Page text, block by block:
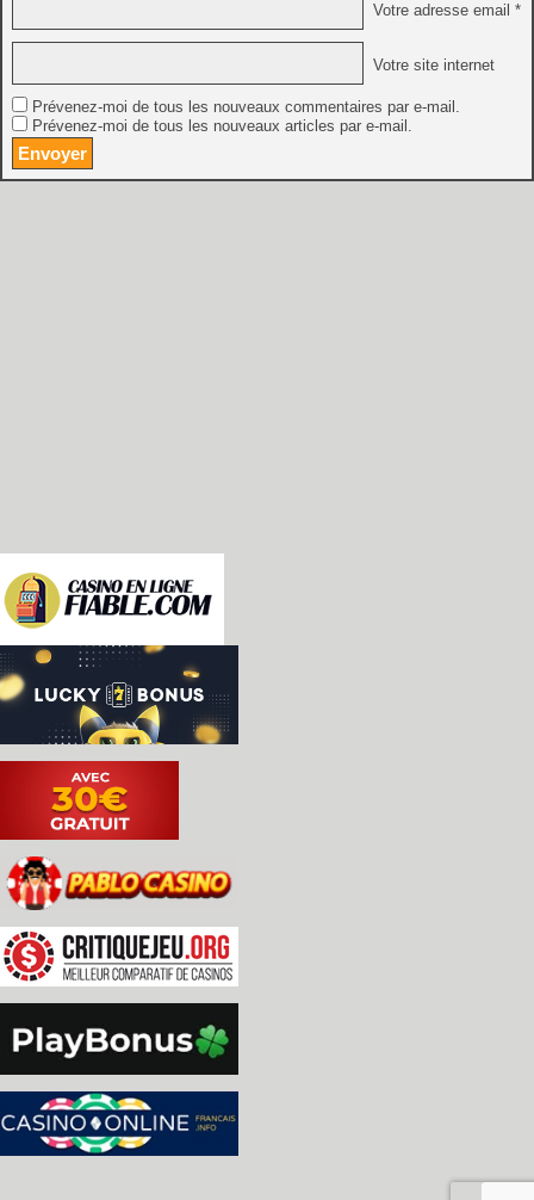
Votre adresse email *
Votre site internet
Prévenez-moi de tous les nouveaux commentaires par e-mail.
Prévenez-moi de tous les nouveaux articles par e-mail.